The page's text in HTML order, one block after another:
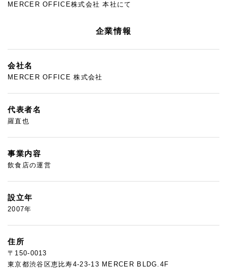
MERCER OFFICE株式会社 本社にて
企業情報
会社名
MERCER OFFICE 株式会社
代表者名
羅直也
事業内容
飲食店の運営
設立年
2007年
住所
〒150-0013
東京都渋谷区恵比寿4-23-13 MERCER BLDG.4F